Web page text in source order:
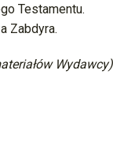
Testamentu.
Zabdyra.
Wydawcy)